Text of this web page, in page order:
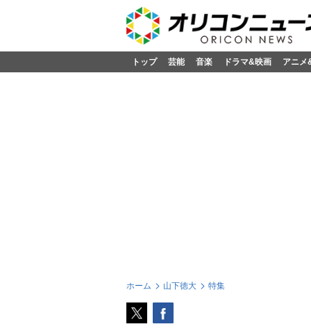
トップ 芸能 音楽 ドラマ&映画 アニメ
ホーム 山下徳大 特集